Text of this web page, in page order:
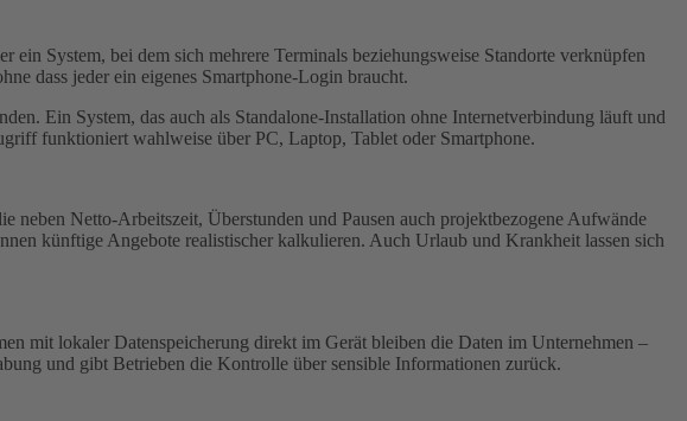
System, bei dem sich mehrere Terminals beziehungsweise Standorte verknüpfen
dass jeder ein eigenes Smartphone-Login braucht.
Ein System, das auch als Standalone-Installation ohne Internetverbindung läuft und
funktioniert wahlweise über PC, Laptop, Tablet oder Smartphone.
Netto-Arbeitszeit, Überstunden und Pausen auch projektbezogene Aufwände
künftige Angebote realistischer kalkulieren. Auch Urlaub und Krankheit lassen sich
mit lokaler Datenspeicherung direkt im Gerät bleiben die Daten im Unternehmen –
und gibt Betrieben die Kontrolle über sensible Informationen zurück.